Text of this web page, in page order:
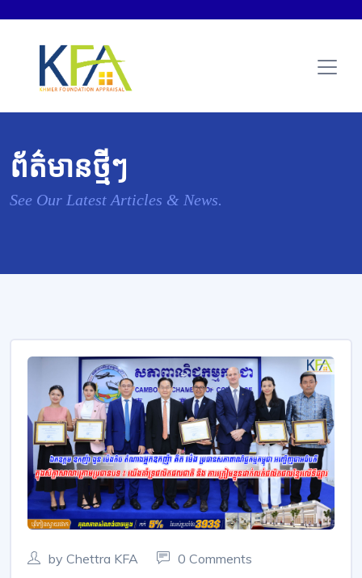
ព័ត៌មានថ្មីៗ
See Our Latest Articles & News.
by Chettra KFA 0 Comments